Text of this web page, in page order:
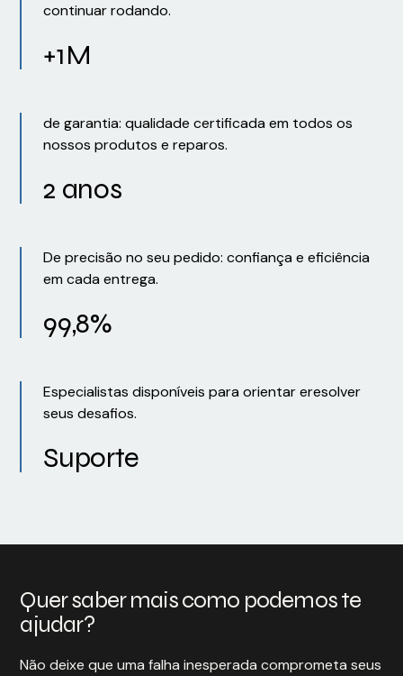
continuar rodando.
+1M
de garantia: qualidade certificada em todos os
nossos produtos e reparos.
2 anos
De precisão no seu pedido: confiança e eficiência
em cada entrega.
99,8%
Especialistas disponíveis para orientar eresolver
seus desafios.
Suporte
Quer saber mais como podemos te
ajudar?
Não deixe que uma falha inesperada comprometa seus